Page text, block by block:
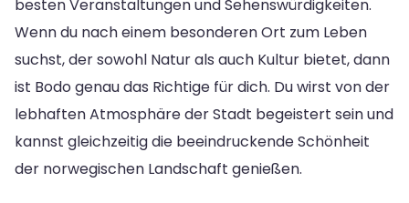
besten Veranstaltungen und Sehenswürdigkeiten.
Wenn du nach einem besonderen Ort zum Leben
suchst, der sowohl Natur als auch Kultur bietet, dann
ist Bodo genau das Richtige für dich. Du wirst von der
lebhaften Atmosphäre der Stadt begeistert sein und
kannst gleichzeitig die beeindruckende Schönheit
der norwegischen Landschaft genießen.